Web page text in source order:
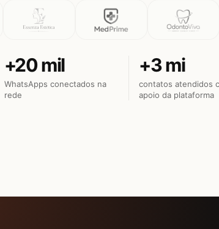
+20 mil
WhatsApps conectados na
rede
+3 mi
contatos atendidos
apoio da plataforma